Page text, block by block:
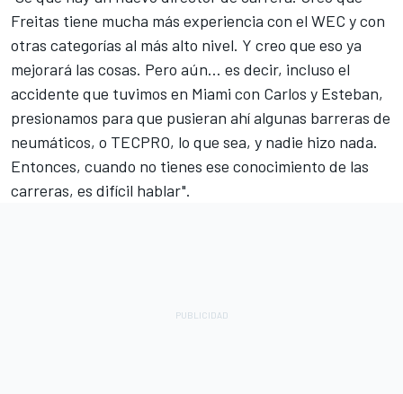
Freitas tiene mucha más experiencia con el WEC y con
otras categorías al más alto nivel. Y creo que eso ya
mejorará las cosas. Pero aún… es decir, incluso el
accidente que tuvimos en Miami con Carlos y Esteban,
presionamos para que pusieran ahí algunas barreras de
neumáticos, o TECPRO, lo que sea, y nadie hizo nada.
Entonces, cuando no tienes ese conocimiento de las
carreras, es difícil hablar".